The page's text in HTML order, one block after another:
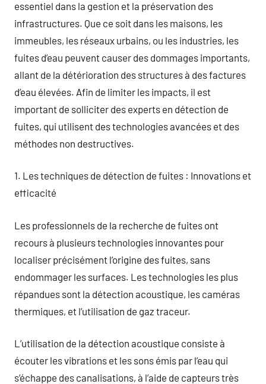
essentiel dans la gestion et la préservation des
infrastructures. Que ce soit dans les maisons, les
immeubles, les réseaux urbains, ou les industries, les
fuites d’eau peuvent causer des dommages importants,
allant de la détérioration des structures à des factures
d’eau élevées. Afin de limiter les impacts, il est
important de solliciter des experts en détection de
fuites, qui utilisent des technologies avancées et des
méthodes non destructives.
1. Les techniques de détection de fuites : Innovations et
efficacité
Les professionnels de la recherche de fuites ont
recours à plusieurs technologies innovantes pour
localiser précisément l’origine des fuites, sans
endommager les surfaces. Les technologies les plus
répandues sont la détection acoustique, les caméras
thermiques, et l’utilisation de gaz traceur.
L’utilisation de la détection acoustique consiste à
écouter les vibrations et les sons émis par l’eau qui
s’échappe des canalisations, à l’aide de capteurs très